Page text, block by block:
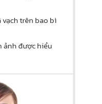
vạch trên bao bì
ảnh được hiểu